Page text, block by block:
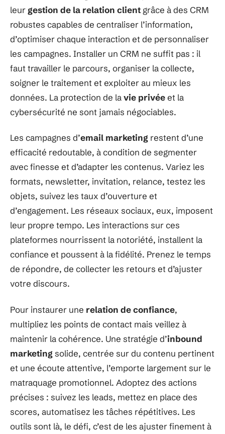
leur gestion de la relation client grâce à des CRM
robustes capables de centraliser l’information,
d’optimiser chaque interaction et de personnaliser
les campagnes. Installer un CRM ne suffit pas : il
faut travailler le parcours, organiser la collecte,
soigner le traitement et exploiter au mieux les
données. La protection de lavie privéeet la
cybersécurité ne sont jamais négociables.
Les campagnes d’email marketing restent d’une
efficacité redoutable, à condition de segmenter
avec finesse et d’adapter les contenus. Variez les
formats, newsletter, invitation, relance, testez les
objets, suivez les taux d’ouverture et
d’engagement. Les réseaux sociaux, eux, imposent
leur propre tempo. Les interactions sur ces
plateformes nourrissent la notoriété, installent la
confiance et poussent à la fidélité. Prenez le temps
de répondre, de collecter les retours et d’ajuster
votre discours.
Pour instaurer une relation de confiance,
multipliez les points de contact mais veillez à
maintenir la cohérence. Une stratégie d’inbound
marketing solide, centrée sur du contenu pertinent
et une écoute attentive, l’emporte largement sur le
matraquage promotionnel. Adoptez des actions
précises : suivez les leads, mettez en place des
scores, automatisez les tâches répétitives. Les
outils sont là, le défi, c’est de les ajuster finement à